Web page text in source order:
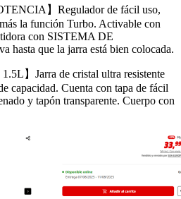
】Regulador de fácil uso,
la función Turbo. Activable con
con SISTEMA DE
hasta que la jarra está bien colocada.
】Jarra de cristal ultra resistente
capacidad. Cuenta con tapa de fácil
y tapón transparente. Cuerpo con